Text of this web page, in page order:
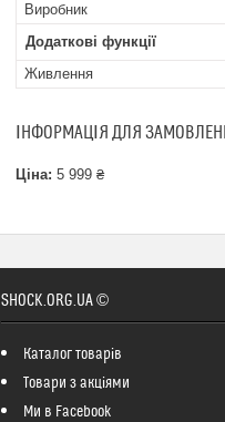
Виробник
Додаткові функції
Живлення
ІНФОРМАЦІЯ ДЛЯ
Ціна: 5 999 ₴
SHOCK.ORG.UA ©
Каталог товарів
Товари з акціями
Ми в Facebook